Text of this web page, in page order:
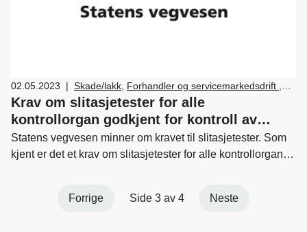
02.05.2023 | Skade/lakk Forhandler og servicemarkedsdrift
Verksted, vedlikehold og reparasjon av bil
Krav om slitasjetester for alle
kontrollorgan godkjent for kontroll av
kjøretøy over 3500 kg
Statens vegvesen minner om kravet til slitasjetester. Som
kjent er det et krav om slitasjetester for alle kontrollorgan
Forrige
Side 3 av 4 Neste